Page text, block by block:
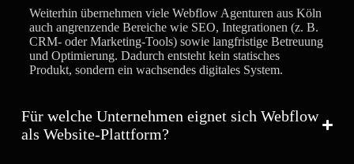
Weiterhin übernehmen viele Webflow Agenturen aus Köln
auch angrenzende Bereiche wie SEO, Integrationen (z. B.
CRM- oder Marketing-Tools) sowie langfristige Betreuung
und Optimierung. Dadurch entsteht kein statisches
Produkt, sondern ein wachsendes digitales System.
Für welche Unternehmen eignet sich Webflow
als Website-Plattform?